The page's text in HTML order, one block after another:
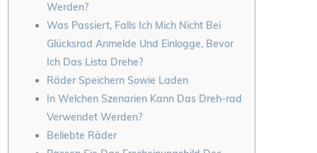
Werden?
Was Passiert, Falls Ich Mich Nicht Bei
Glücksrad Anmelde Und Einlogge, Bevor
Ich Das Lista Drehe?
Räder Speichern Sowie Laden
In Welchen Szenarien Kann Das Dreh-rad
Verwendet Werden?
Beliebte Räder